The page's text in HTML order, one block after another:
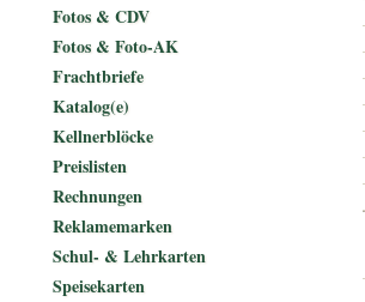
Fotos & CDV
Fotos & Foto-AK
Frachtbriefe
Katalog(e)
Kellnerblöcke
Preislisten
Rechnungen
Reklamemarken
Schul- & Lehrkarten
Speisekarten